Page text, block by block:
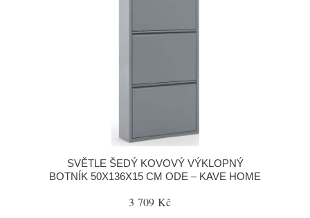
SVĚTLE ŠEDÝ KOVOVÝ VÝKLOPNÝ
BOTNÍK 50X136X15 CM ODE – KAVE HOME
3 709 Kč